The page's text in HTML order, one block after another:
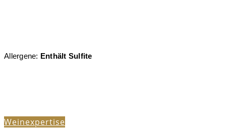
Allergene: Enthält Sulfite
Weinexpertise